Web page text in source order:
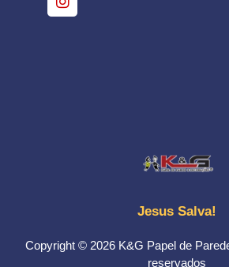
Jesus Salva!
Copyright © 2026 K&G Papel de
reservados